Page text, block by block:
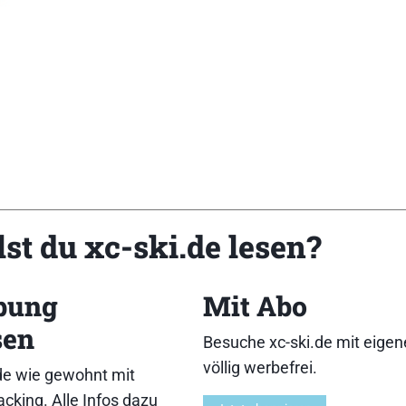
38 mm][Rollendurchmesser:
€][Besonderheiten: „Variante „“fast““ gegen
Kombi-Modell mit kleineren Schwächen bei
du xc-ski.de lesen?
wie gewohnt mit
Alle Infos dazu
Mit Abo
Besuche xc-ski.de mit
völlig werbefrei.